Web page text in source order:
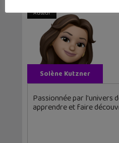
Auteur
Solène Kutzner
Passionnée par l'univers
apprendre et faire